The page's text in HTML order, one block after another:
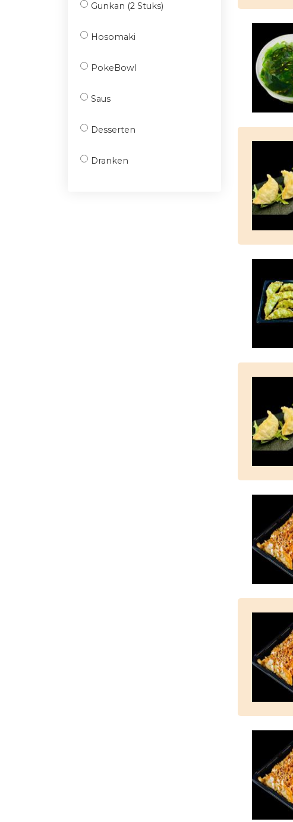
Gunkan (2 Stuks)
Hosomaki
PokeBowl
Saus
Desserten
Dranken